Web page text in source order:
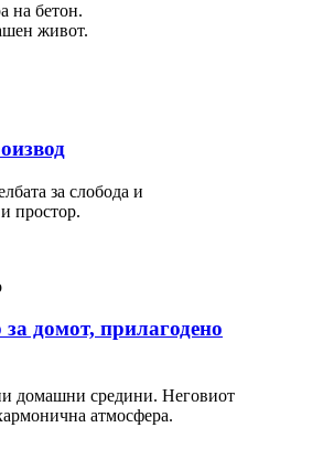
на бетон.
живот.
за слобода и
простор.
домот, прилагодено
домашни средини. Неговиот
атмосфера.